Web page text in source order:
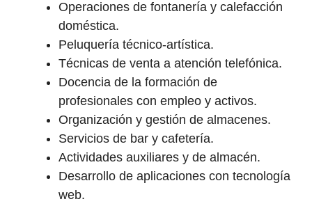
Operaciones de fontanería y calefacción
doméstica.
Peluquería técnico-artística.
Técnicas de venta a atención telefónica.
Docencia de la formación de
profesionales con empleo y activos.
Organización y gestión de almacenes.
Servicios de bar y cafetería.
Actividades auxiliares y de almacén.
Desarrollo de aplicaciones con tecnología
web.